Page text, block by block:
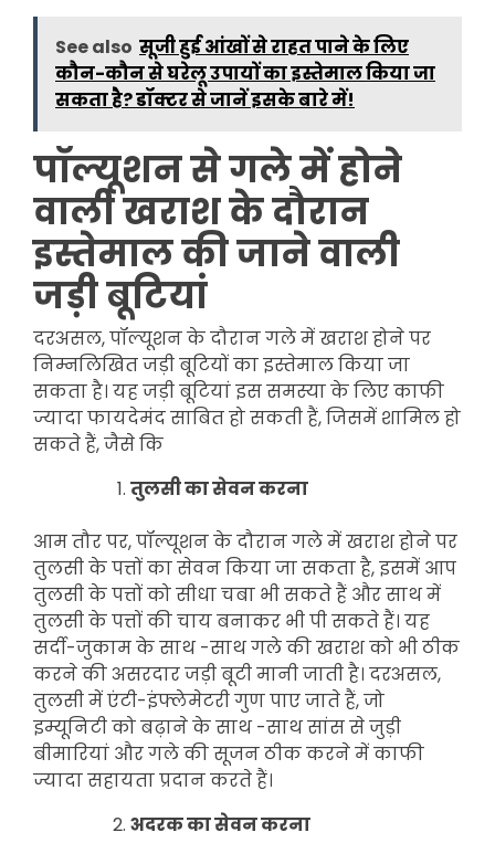
See also सूजी हुई आंखों से राहत पाने के लिए
कौन-कौन से घरेलू उपायों का इस्तेमाल किया जा
सकता है? डॉक्टर से जानें इसके बारे में!
पॉल्यूशन से गले में होने
वाली खराश के दौरान
इस्तेमाल की जाने वाली
जड़ी बूटियां
दरअसल, पॉल्यूशन के दौरान गले में खराश होने पर
निम्नलिखित जड़ी बूटियों का इस्तेमाल किया जा
सकता है। यह जड़ी बूटियां इस समस्या के लिए काफी
ज्यादा फायदेमंद साबित हो सकती हैं, जिसमें शामिल हो
सकते हैं, जैसे कि
तुलसी का सेवन करना
आम तौर पर, पॉल्यूशन के दौरान गले में खराश होने पर
तुलसी के पत्तों का सेवन किया जा सकता है, इसमें आप
तुलसी के पत्तों को सीधा चबा भी सकते हैं और साथ में
तुलसी के पत्तों की चाय बनाकर भी पी सकते हैं। यह
सर्दी-जुकाम के साथ -साथ गले की खराश को भी ठीक
करने की असरदार जड़ी बूटी मानी जाती है। दरअसल,
तुलसी में एंटी-इंफ्लेमेटरी गुण पाए जाते हैं, जो
इम्यूनिटी को बढ़ाने के साथ -साथ सांस से जुड़ी
बीमारियां और गले की सूजन ठीक करने में काफी
ज्यादा सहायता प्रदान करते हैं।
अदरक का सेवन करना